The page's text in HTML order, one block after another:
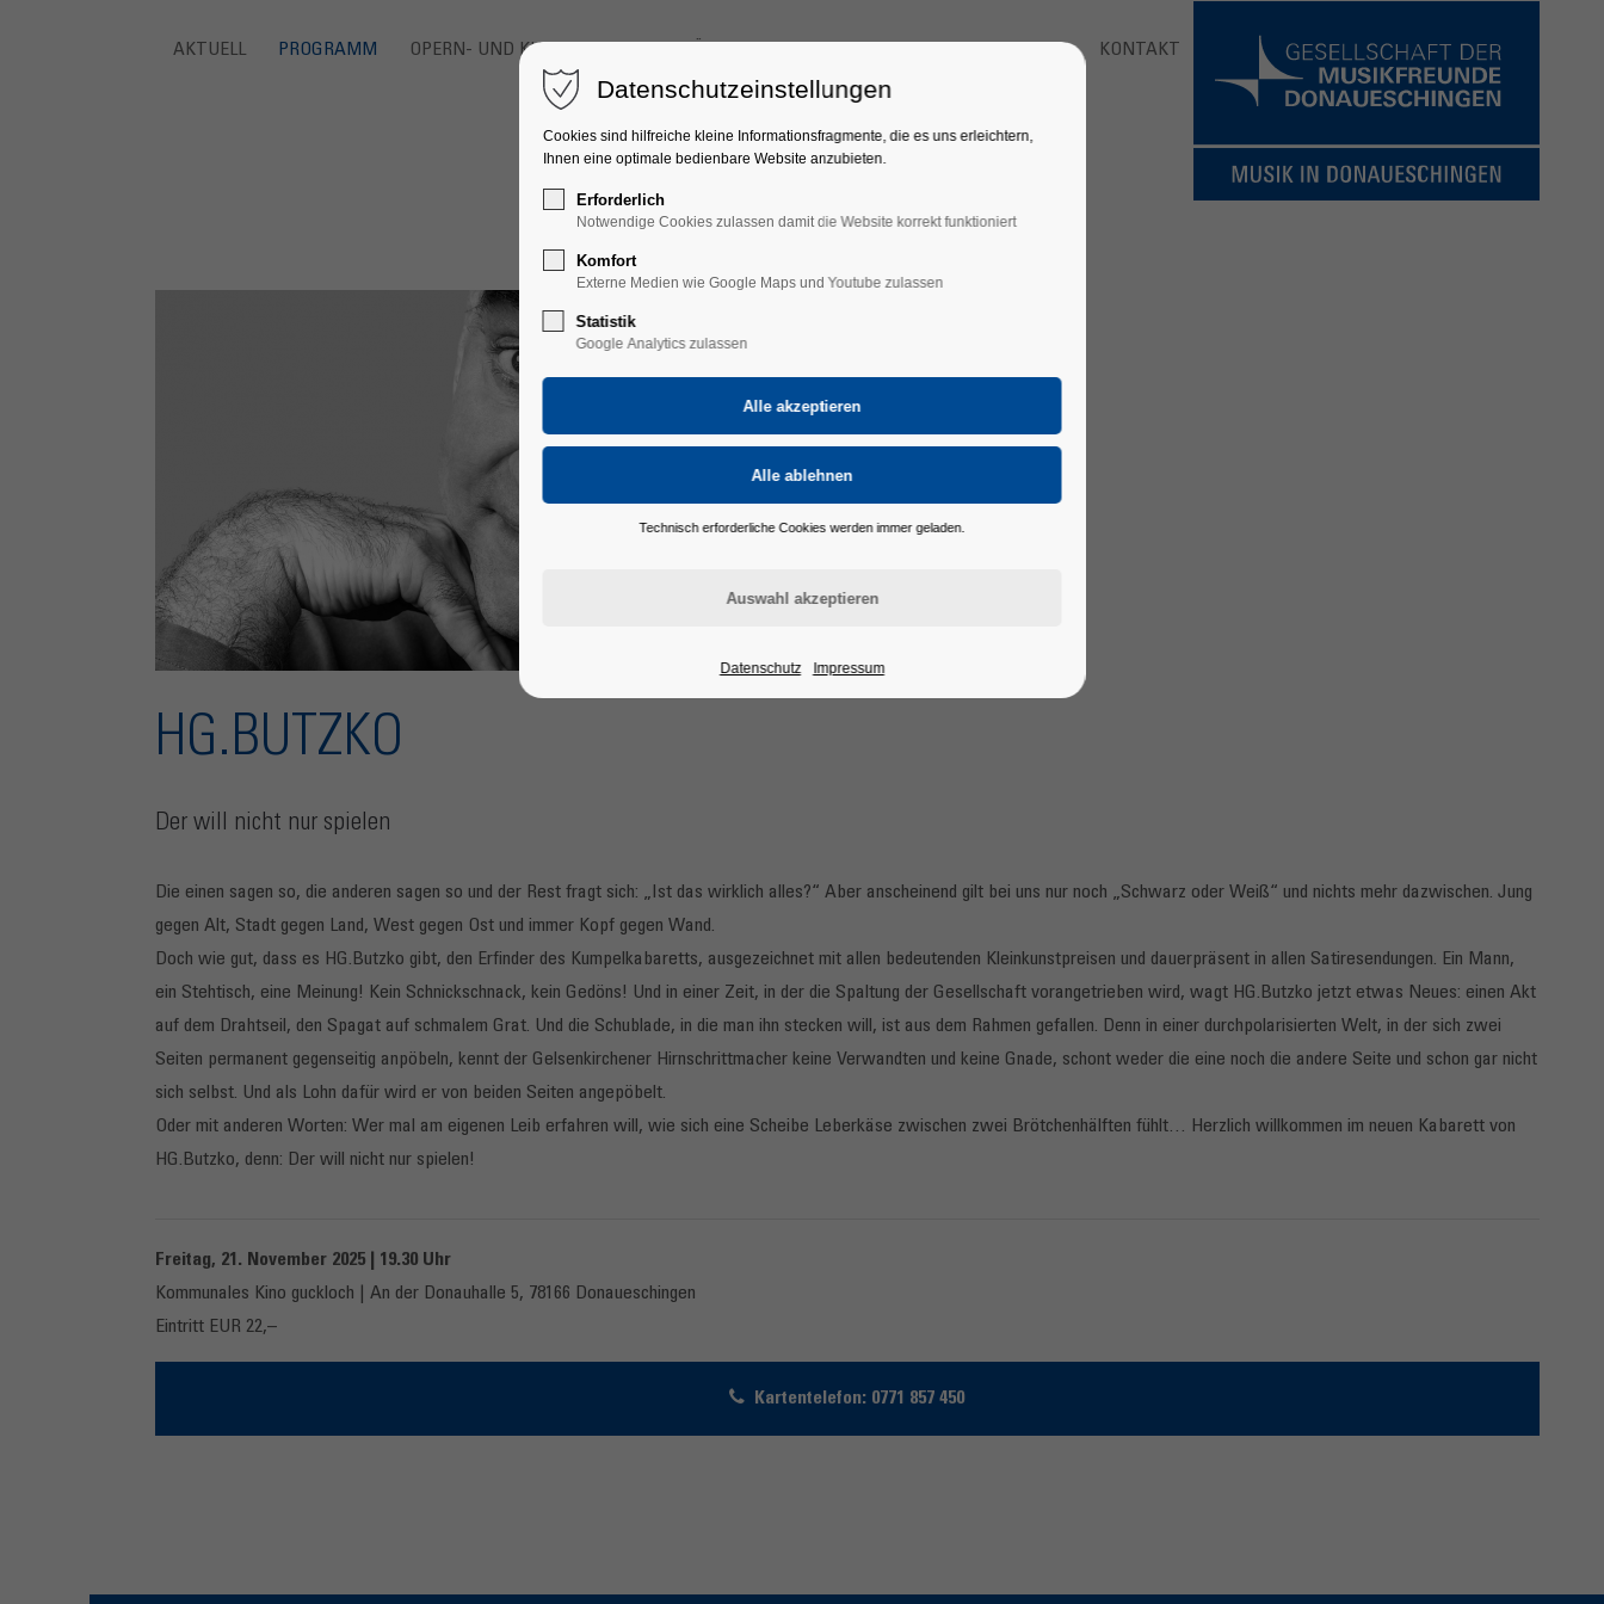
AKTUELL PROGRAMM OPERN- UND KULTURFAHRTEN KONTAKT
HG.BUTZKO
Der will nicht nur spielen
Die einen sagen so, die anderen sagen so und der Rest fragt sich: „Ist das wirklich alles?“ Aber anscheinend gilt bei uns nur noch „Schwarz oder Weiß“ und nichts mehr dazwischen. Jung
gegen Alt, Stadt gegen Land, West gegen Ost und immer Kopf gegen Wand.
Doch wie gut, dass es HG.Butzko gibt, den Erfinder des Kumpelkabaretts, ausgezeichnet mit allen bedeutenden Kleinkunstpreisen und dauerpräsent in allen Satiresendungen. Ein Mann,
ein Stehtisch, eine Meinung! Kein Schnickschnack, kein Gedöns! Und in einer Zeit, in der die Spaltung der Gesellschaft vorangetrieben wird, wagt HG.Butzko jetzt etwas Neues: einen Akt
auf dem Drahtseil, den Spagat auf schmalem Grat. Und die Schublade, in die man ihn stecken will, ist aus dem Rahmen gefallen. Denn in einer durchpolarisierten Welt, in der sich zwei
Seiten permanent gegenseitig anpöbeln, kennt der Gelsenkirchener Hirnschrittmacher keine Verwandten und keine Gnade, schont weder die eine noch die andere Seite und schon gar nicht
sich selbst. Und als Lohn dafür wird er von beiden Seiten angepöbelt.
Oder mit anderen Worten: Wer mal am eigenen Leib erfahren will, wie sich eine Scheibe Leberkäse zwischen zwei Brötchenhälften fühlt… Herzlich willkommen im neuen Kabarett von
HG.Butzko, denn: Der will nicht nur spielen!
Freitag, 21. November 2025 | 19.30 Uhr
Kommunales Kino guckloch | An der Donauhalle 5, 78166 Donaueschingen
Eintritt EUR 22,–
Kartentelefon: 0771 857 450
Datenschutzeinstellungen
Cookies sind hilfreiche kleine Informationsfragmente, die es uns erleichtern,
Ihnen eine optimale bedienbare Website anzubieten.
Erforderlich
Notwendige Cookies zulassen damit die Website korrekt funktioniert
Komfort
Externe Medien wie Google Maps und Youtube zulassen
Statistik
Google Analytics zulassen
Technisch erforderliche Cookies werden immer geladen.
Datenschutz Impressum